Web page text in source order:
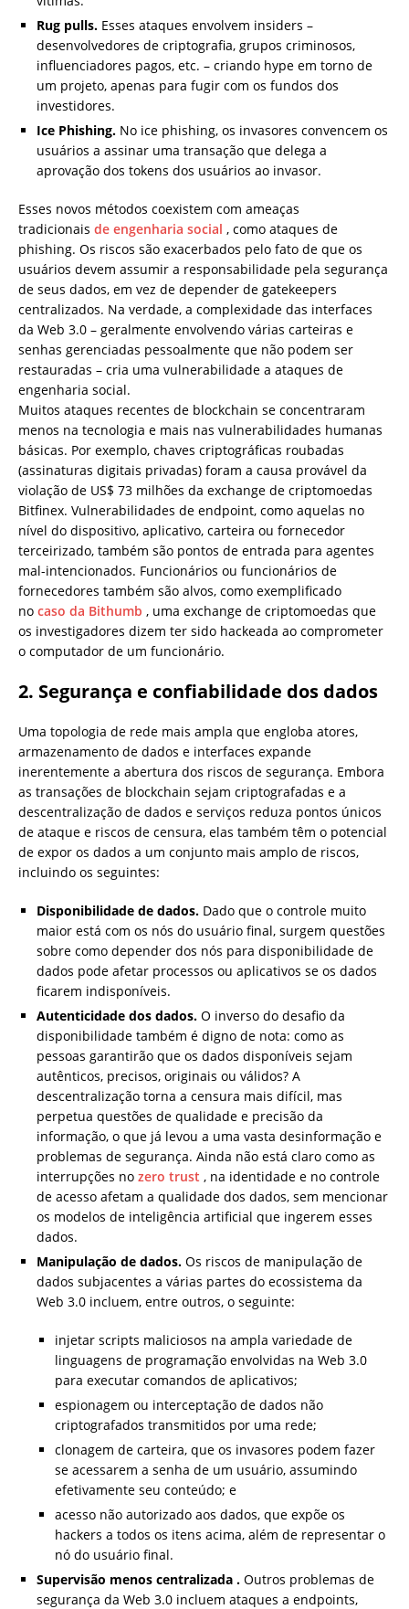
Rug pulls. Esses ataques envolvem insiders –
desenvolvedores de criptografia, grupos criminosos,
influenciadores pagos, etc. – criando hype em torno de
um projeto, apenas para fugir com os fundos dos
investidores.
Ice Phishing. No ice phishing, os invasores convencem os
usuários a assinar uma transação que delega a
aprovação dos tokens dos usuários ao invasor.
Esses novos métodos coexistem com ameaças
tradicionais de engenharia social , como ataques de
phishing. Os riscos são exacerbados pelo fato de que os
usuários devem assumir a responsabilidade pela segurança
de seus dados, em vez de depender de gatekeepers
centralizados. Na verdade, a complexidade das interfaces
da Web 3.0 – geralmente envolvendo várias carteiras e
senhas gerenciadas pessoalmente que não podem ser
restauradas – cria uma vulnerabilidade a ataques de
engenharia social.
Muitos ataques recentes de blockchain se concentraram
menos na tecnologia e mais nas vulnerabilidades humanas
básicas. Por exemplo, chaves criptográficas roubadas
(assinaturas digitais privadas) foram a causa provável da
violação de US$ 73 milhões da exchange de criptomoedas
Bitfinex. Vulnerabilidades de endpoint, como aquelas no
nível do dispositivo, aplicativo, carteira ou fornecedor
terceirizado, também são pontos de entrada para agentes
mal-intencionados. Funcionários ou funcionários de
fornecedores também são alvos, como exemplificado
no caso da Bithumb , uma exchange de criptomoedas que
os investigadores dizem ter sido hackeada ao comprometer
o computador de um funcionário.
2. Segurança e confiabilidade dos dados
Uma topologia de rede mais ampla que engloba atores,
armazenamento de dados e interfaces expande
inerentemente a abertura dos riscos de segurança. Embora
as transações de blockchain sejam criptografadas e a
descentralização de dados e serviços reduza pontos únicos
de ataque e riscos de censura, elas também têm o potencial
de expor os dados a um conjunto mais amplo de riscos,
incluindo os seguintes:
Disponibilidade de dados. Dado que o controle muito
maior está com os nós do usuário final, surgem questões
sobre como depender dos nós para disponibilidade de
dados pode afetar processos ou aplicativos se os dados
ficarem indisponíveis.
Autenticidade dos dados. O inverso do desafio da
disponibilidade também é digno de nota: como as
pessoas garantirão que os dados disponíveis sejam
autênticos, precisos, originais ou válidos? A
descentralização torna a censura mais difícil, mas
perpetua questões de qualidade e precisão da
informação, o que já levou a uma vasta desinformação e
problemas de segurança. Ainda não está claro como as
interrupções no zero trust , na identidade e no controle
de acesso afetam a qualidade dos dados, sem mencionar
os modelos de inteligência artificial que ingerem esses
dados.
Manipulação de dados. Os riscos de manipulação de
dados subjacentes a várias partes do ecossistema da
Web 3.0 incluem, entre outros, o seguinte:
injetar scripts maliciosos na ampla variedade de
linguagens de programação envolvidas na Web 3.0
para executar comandos de aplicativos;
espionagem ou interceptação de dados não
criptografados transmitidos por uma rede;
clonagem de carteira, que os invasores podem fazer
se acessarem a senha de um usuário, assumindo
efetivamente seu conteúdo; e
acesso não autorizado aos dados, que expõe os
hackers a todos os itens acima, além de representar o
nó do usuário final.
Supervisão menos centralizada . Outros problemas de
segurança da Web 3.0 incluem ataques a endpoints,